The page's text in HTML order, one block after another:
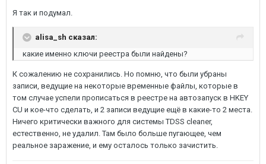
Я так и подумал.
alisa_sh сказал:
какие именно ключи реестра были найдены?
К сожалению не сохранились. Но помню, что были убраны
записи, ведущие на некоторые временные файлы, которые в
том случае успели прописаться в реестре на автозапуск в HKEY
CU и кое-что сделать, и 2 записи ведущие ещё в какие-то 2 места.
Ничего критически важного для системы TDSS cleaner,
естественно, не удалил. Там было больше пугающее, чем
реальное заражение, и ему осталось только зачистить.